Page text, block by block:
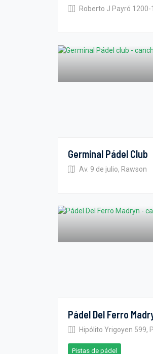
Roberto J Payró
Germinal Pádel Club
Av. 9 de julio, Rawson
Pádel Del Ferro
Hipólito Yrigoyen 599,
Pistas de pádel